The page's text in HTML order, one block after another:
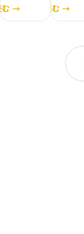
む →
読む →